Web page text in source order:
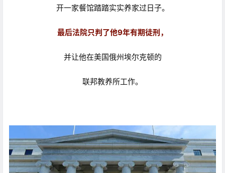
开一家餐馆踏踏实实养家过日子。
最后法院只判了他9年有期徒刑，
并让他在美国俄州埃尔克顿的
联邦教养所工作。